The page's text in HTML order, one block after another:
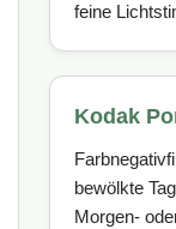
feine
Kodak
bewölkte
Morgen-